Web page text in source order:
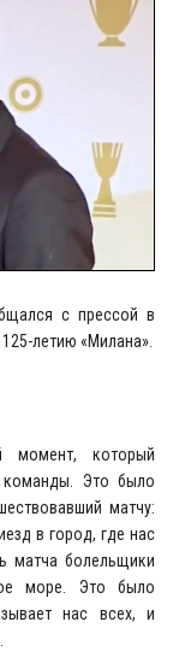
с прессой в
летию «Милана».
момент, который
команды. Это было
матчу:
в город, где нас
матча болельщики
море. Это было
нас всех, и